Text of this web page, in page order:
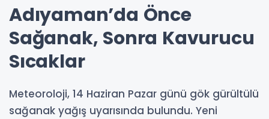
Adıyaman’da Önce
Sağanak, Sonra Kavurucu
Sıcaklar
Meteoroloji, 14 Haziran Pazar günü gök gürültülü
sağanak yağış uyarısında bulundu. Yeni